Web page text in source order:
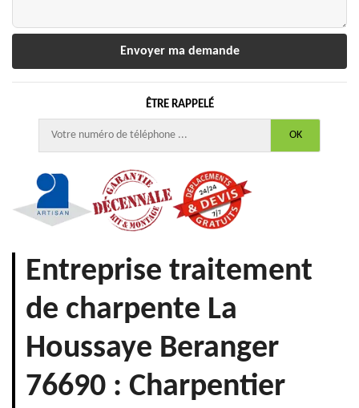
ÊTRE RAPPELÉ
Entreprise traitement
de charpente La
Houssaye Beranger
76690 : Charpentier